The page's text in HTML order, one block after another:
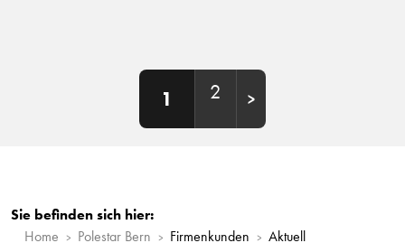
1 2
Sie befinden sich hier:
Home
Polestar Bern Firmenkunden Aktuell